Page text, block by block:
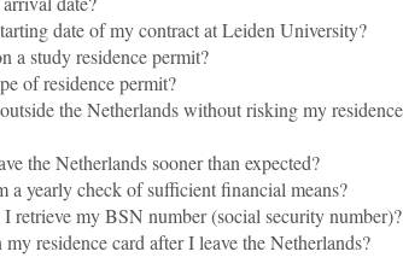
date of my contract at Leiden University?
a study residence permit?
of residence permit?
the Netherlands without risking my residence
the Netherlands sooner than expected?
a yearly check of sufficient financial means?
retrieve my BSN number (social security number)?
residence card after I leave the Netherlands?